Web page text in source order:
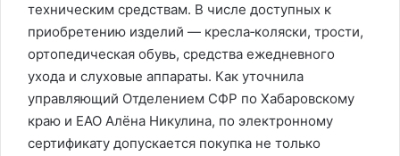
техническим средствам. В числе доступных к
приобретению изделий — кресла‑коляски, трости,
ортопедическая обувь, средства ежедневного
ухода и слуховые аппараты. Как уточнила
управляющий Отделением СФР по Хабаровскому
краю и ЕАО Алёна Никулина, по электронному
сертификату допускается покупка не только